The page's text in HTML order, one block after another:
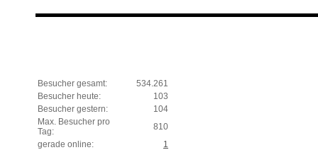
Besucher gesamt:
534.261
Besucher heute:
103
Besucher gestern:
104
Max. Besucher pro
Tag:
810
gerade online:
1